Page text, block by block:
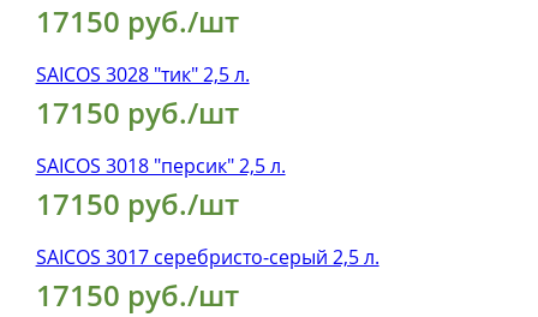
17150 руб./шт
SAICOS 3028 "тик" 2,5 л.
17150 руб./шт
SAICOS 3018 "персик" 2,5 л.
17150 руб./шт
SAICOS 3017 cеребристо-серый 2,5 л.
17150 руб./шт